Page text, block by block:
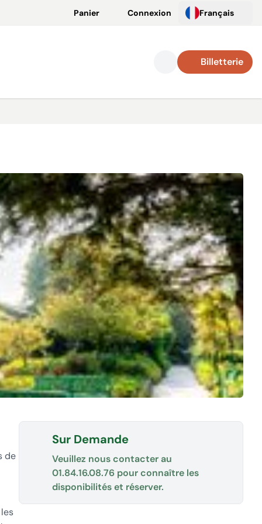
Panier Connexion Français
Billetterie
de
Sur Demande
Veuillez nous contacter au
01.84.16.08.76 pour connaître les
disponibilités et réserver.